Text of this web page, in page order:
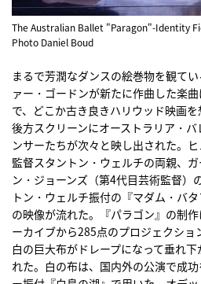
The Australian Ballet "Paragon"-Identity
Photo Daniel Boud
まるで芳潤なダンスの絵巻物を観て
ァー・ゴードンが新たに作曲した楽
で、どこか古き良きハリウッド映画を
後方スクリーンにオーストラリア・
ンサーたちが次々と映し出された。
監督スタントン・ウェルチの両親、
ン・ジョーンズ（第4代目芸術監督）
トン・ウェルチ振付の『マダム・バ
の映像が流れた。『パラゴン』の制
ーカイブから285点のプロジェクショ
白の巨大布がドレープになって垂れ
れた。白の布は、国内外の公演で成